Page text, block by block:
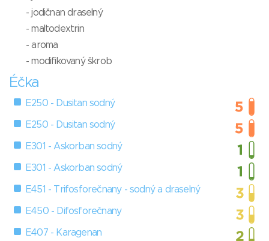
- jodičnan draselný
- maltodextrin
- aroma
- modifikovaný škrob
Éčka
E250 - Dusitan sodný
E250 - Dusitan sodný
E301 - Askorban sodný
E301 - Askorban sodný
E451 - Trifosforečnany - sodný a draselný
E450 - Difosforečnany
E407 - Karagenan